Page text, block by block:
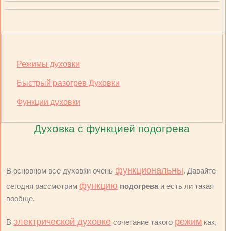
Режимы духовки
Быстрый разогрев Духовки
Функции духовки
Духовка с функцией подогрева
В основном все духовки очень функциональны. Давайте
сегодня рассмотрим функцию подогрева и есть ли такая
вообще.
В электрической духовке сочетание такого режим как,